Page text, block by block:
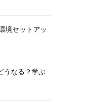
境セットアッ
うなる？学ぶ